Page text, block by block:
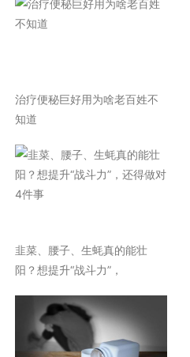
治疗便秘巨好用为啥老百姓不
知道
韭菜、腰子、生蚝真的能壮
阳？想提升“战斗力”，